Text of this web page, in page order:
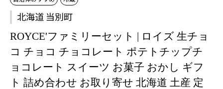
北海道 当別町
ROYCE'ファミリーセット | ロイズ 生チョ
コ チョコ チョコレート ポテトチップチ
ョコレート スイーツ お菓子 おかし ギフ
ト 詰め合わせ お取り寄せ 北海道 土産 定